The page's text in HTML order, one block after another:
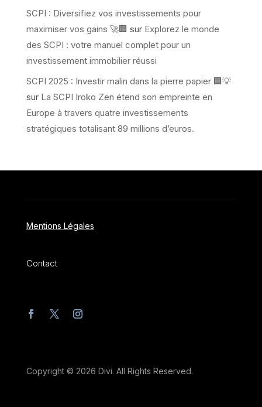
SCPI : Diversifiez vos investissements pour
maximiser vos gains 🚀🏢 sur Explorez le monde
des SCPI : votre manuel complet pour un
investissement immobilier réussi
SCPI 2025 : Investir malin dans la pierre papier 🏢💡
sur La SCPI Iroko Zen étend son empreinte en
Europe à travers quatre investissements
stratégiques totalisant 89 millions d’euros.
Mentions Légales
Contact
Copyright © 2026 Divi. All Rights Reserved.